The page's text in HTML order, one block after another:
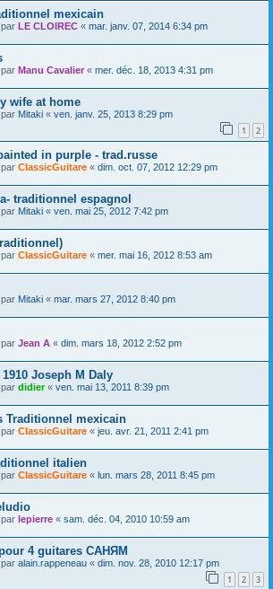
mexicain
LE CLOIREC « mar. janv. 07, 2014 6:34 pm
Manu Cavalier « mer. déc. 18, 2013 4:31 pm
wife at home
Mitaki « ven. janv. 25, 2013 8:29 pm
1 2
in purple - trad.russe
ClassicGuitare « dim. oct. 07, 2012 12:29 pm
traditionnel espagnol
Mitaki « ven. mai 25, 2012 7:42 pm
ClassicGuitare « mer. mai 16, 2012 8:53 am
Mitaki « mar. mars 27, 2012 8:40 pm
Jean A « dim. mars 18, 2012 2:52 pm
Joseph M Daly
didier« ven. mai 13, 2011 8:39 pm
Traditionnel mexicain
ClassicGuitare « jeu. avr. 21, 2011 2:41 pm
italien
ClassicGuitare « lun. mars 28, 2011 8:45 pm
lepierre « sam. déc. 04, 2010 10:59 am
4 guitares САНЯМ
alain.rappeneau « dim. nov. 28, 2010 12:17 pm
1 2 3